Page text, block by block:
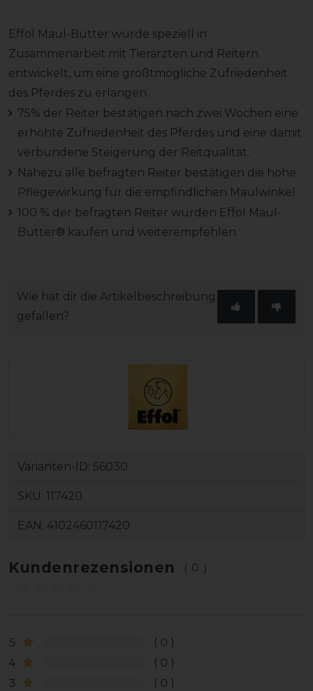
Effol Maul-Butter wurde speziell in
Zusammenarbeit mit Tierärzten und Reitern
entwickelt, um eine größtmögliche Zufriedenheit
des Pferdes zu erlangen.
75% der Reiter bestätigen nach zwei Wochen eine
erhöhte Zufriedenheit des Pferdes und eine damit
verbundene Steigerung der Reitqualität.
Nahezu alle befragten Reiter bestätigen die hohe
Pflegewirkung für die empfindlichen Maulwinkel
100 % der befragten Reiter würden Effol Maul-
Butter® kaufen und weiterempfehlen.
Wie hat dir die Artikelbeschreibung
gefallen?
Varianten-ID: 56030
SKU: 117420
EAN: 4102460117420
Kundenrezensionen (0)
5
0
4
0
3
0